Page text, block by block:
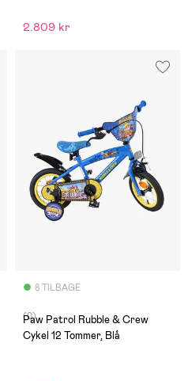
2.809 kr
8 TILBAGE
(0)
Paw Patrol Rubble & Crew
Cykel 12 Tommer, Blå